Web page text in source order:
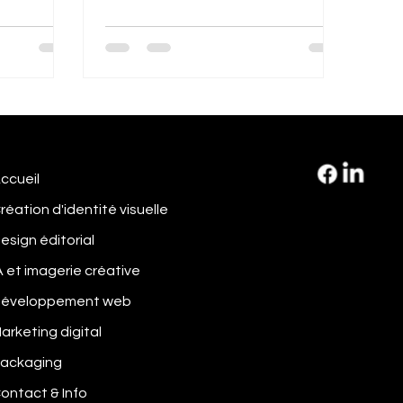
d'identité visuelle
éditorial
et imagerie créative
web
digital
& Info